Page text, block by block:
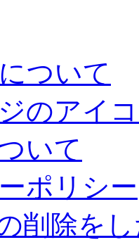
ついて
のアイ
いて
ポリシー
削除を